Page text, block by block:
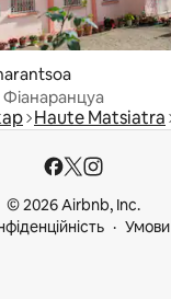
Фіанаранцуа
Haute Matsiatra
© 2026 Airbnb, Inc.
Умови